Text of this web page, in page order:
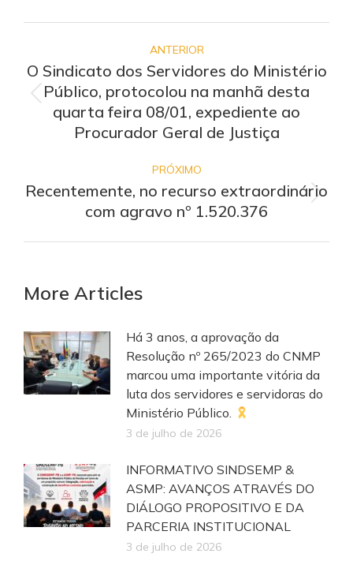
NAVEGAÇÃO
POST:
ANTERIOR
Post
anterior:
O Sindicato dos Servidores do Ministério
Público, protocolou na manhã desta
quarta feira 08/01, expediente ao
Procurador Geral de Justiça
PRÓXIMO
Próximo
post:
Recentemente, no recurso extraordinário
com agravo nº 1.520.376
More Articles
Há 3 anos, a aprovação da
Resolução nº 265/2023 do CNMP
marcou uma importante vitória da
luta dos servidores e servidoras do
Ministério Público.
3 de julho de 2026
INFORMATIVO SINDSEMP &
ASMP: AVANÇOS ATRAVÉS DO
DIÁLOGO PROPOSITIVO E DA
PARCERIA INSTITUCIONAL
3 de julho de 2026